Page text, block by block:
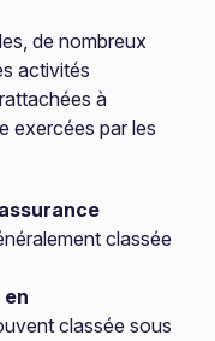
de nombreux
activités
à
exercées par les
classée
classée sous